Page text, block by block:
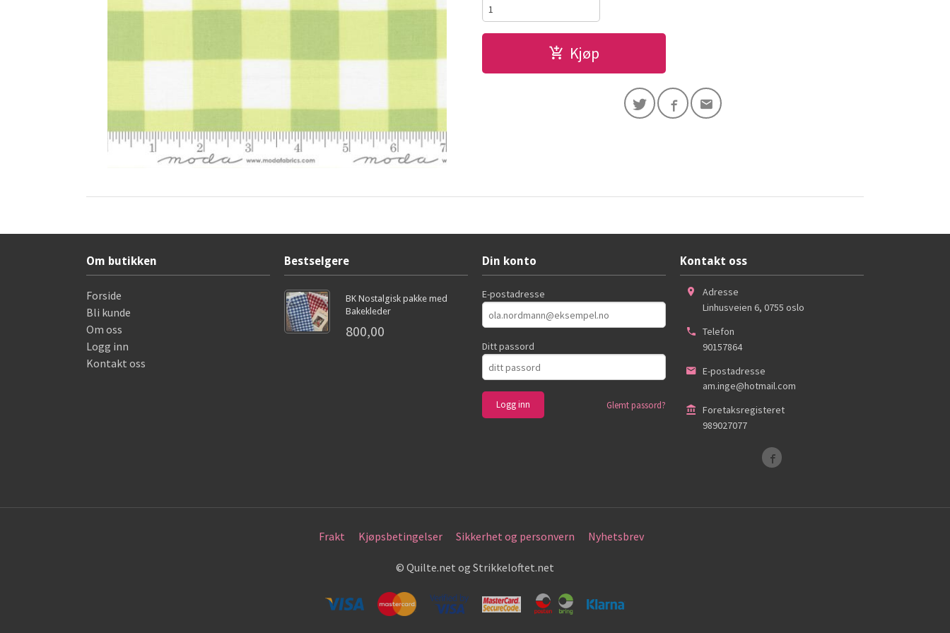
Kjøp
Om butikken
Forside
Bli kunde
Om oss
Logg inn
Kontakt oss
Bestselgere
BK Nostalgisk pakke med
Bakekleder
800,00
Din konto
E-postadresse
Ditt passord
Glemt passord?
Kontakt oss
Adresse
Linhusveien 6, 0755 oslo
Telefon
90157864
E-postadresse
am.inge@hotmail.com
Foretaksregisteret
989027077
Frakt Kjøpsbetingelser Sikkerhet og personvern Nyhetsbrev
© Quilte.net og Strikkeloftet.net